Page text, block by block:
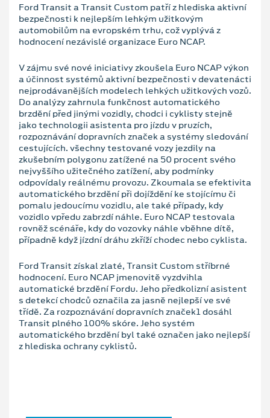
Ford Transit a Transit Custom patří z hlediska aktivní
bezpečnosti k nejlepším lehkým užitkovým
automobilům na evropském trhu, což vyplývá z
hodnocení nezávislé organizace Euro NCAP.
V zájmu své nové iniciativy zkoušela Euro NCAP výkon
a účinnost systémů aktivní bezpečnosti v devatenácti
nejprodávanějších modelech lehkých užitkových vozů.
Do analýzy zahrnula funkčnost automatického
brzdění před jinými vozidly, chodci i cyklisty stejně
jako technologii asistenta pro jízdu v pruzích,
rozpoznávání dopravních značek a systémy sledování
cestujících. všechny testované vozy jezdily na
zkušebním polygonu zatížené na 50 procent svého
nejvyššího užitečného zatížení, aby podmínky
odpovídaly reálnému provozu. Zkoumala se efektivita
automatického brzdění při dojíždění ke stojícímu či
pomalu jedoucímu vozidlu, ale také případy, kdy
vozidlo vpředu zabrzdí náhle. Euro NCAP testovala
rovněž scénáře, kdy do vozovky náhle vběhne dítě,
případně když jízdní dráhu zkříží chodec nebo cyklista.
Ford Transit získal zlaté, Transit Custom stříbrné
hodnocení. Euro NCAP jmenovitě vyzdvihla
automatické brzdění Fordu. Jeho předkolizní asistent
s detekcí chodců označila za jasně nejlepší ve své
třídě. Za rozpoznávání dopravních značek1 dosáhl
Transit plného 100% skóre. Jeho systém
automatického brzdění byl také označen jako nejlepší
z hlediska ochrany cyklistů.